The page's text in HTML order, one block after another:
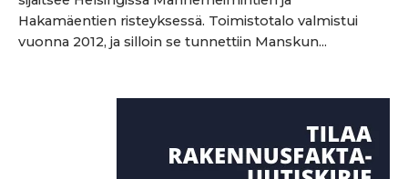
Hakamäentien risteyksessä. Toimistotalo valmistui
vuonna 2012, ja silloin se tunnettiin Manskun...